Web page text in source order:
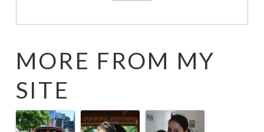
MORE FROM MY
SITE